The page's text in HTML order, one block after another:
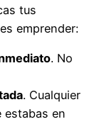
tus
emprender:
. No
. Cualquier
estabas en